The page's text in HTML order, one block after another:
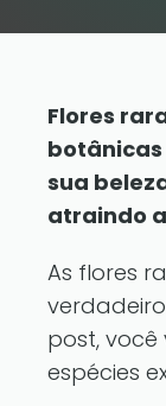
Flores
botânicas
sua
atraindo
As flores
post, você
espécies